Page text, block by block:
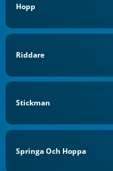
Hopp
Riddare
Stickman
Springa Och Hoppa